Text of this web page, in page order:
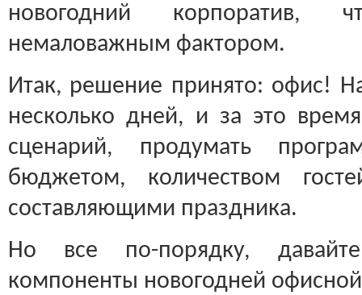
новогодний корпоратив,
немаловажным фактором.
Итак, решение принято: офис!
несколько дней, и за это
сценарий, продумать
бюджетом, количеством
составляющими праздника.
Но все по-порядку,
компоненты новогодней